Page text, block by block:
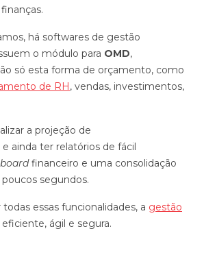
há softwares de gestão
o módulo para OMD,
só esta forma de orçamento, como
de RH, vendas, investimentos,
a projeção de
e ainda ter relatórios de fácil
financeiro e uma consolidação
segundos.
essas funcionalidades, a gestão
ágil e segura.